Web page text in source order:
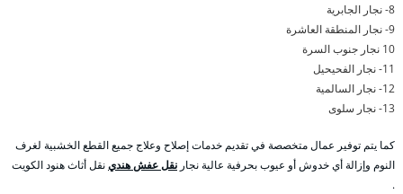
8- نجار الجابرية
9- نجار المنطقة العاشرة
10 نجار جنوب السرة
11- نجار الفحيحيل
12- نجار السالمية
13- نجار سلوى
كما يتم توفير عمال متخصصة في تقديم خدمات إصلاح وعلاج جميع القطع الخشبية لغرف
النوم وإزالة أي خدوش أو عيوب بحرفية عالية نجار نقل عفش هندينقل أثاث هنود الكويت
.